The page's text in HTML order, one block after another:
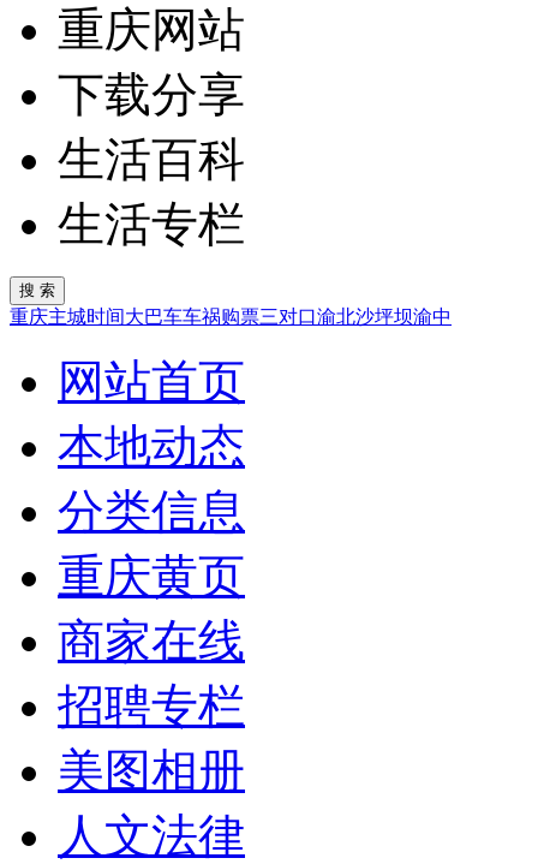
重庆网站
下载分享
生活百科
生活专栏
重庆主城时间大巴车车祸购票三对口渝北沙坪坝渝中
网站首页
本地动态
分类信息
重庆黄页
商家在线
招聘专栏
美图相册
人文法律